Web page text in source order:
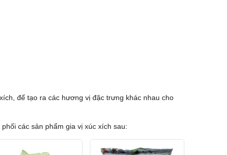
để tạo ra các hương vị đặc trưng khác nhau cho
các sản phẩm gia vị xúc xích sau: